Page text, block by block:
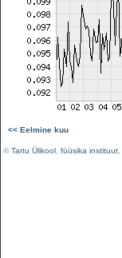
<< Eelmine kuu
©Tartu Ülikool füüsika instituut